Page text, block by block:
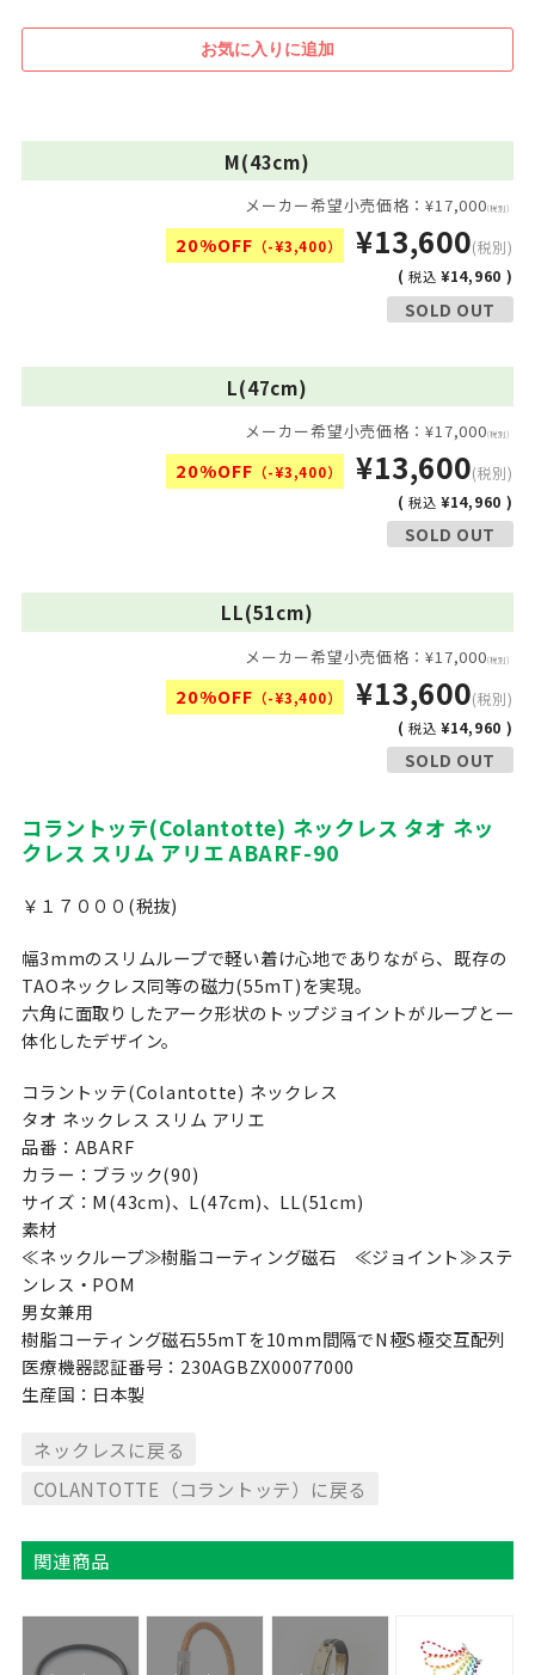
M(43cm)
メーカー希望小売価格：¥17,000(税別)
20%OFF （-¥3,400） ¥13,600(税別)
(税込 ¥14,960 )
SOLD OUT
L(47cm)
メーカー希望小売価格：¥17,000(税別)
20%OFF （-¥3,400） ¥13,600(税別)
(税込 ¥14,960 )
SOLD OUT
LL(51cm)
メーカー希望小売価格：¥17,000(税別)
20%OFF （-¥3,400） ¥13,600(税別)
(税込 ¥14,960 )
SOLD OUT
コラントッテ(Colantotte) ネックレス タオ ネッ
クレス スリム アリエ ABARF-90
￥１７０００(税抜)
幅3mmのスリムループで軽い着け心地でありながら、既存の
TAOネックレス同等の磁力(55mT)を実現。
六角に面取りしたアーク形状のトップジョイントがループと一
体化したデザイン。
コラントッテ(Colantotte) ネックレス
タオ ネックレス スリム アリエ
品番：ABARF
カラー：ブラック(90)
サイズ：M(43cm)、L(47cm)、LL(51cm)
素材
≪ネックループ≫樹脂コーティング磁石 ≪ジョイント≫ステ
ンレス・POM
男女兼用
樹脂コーティング磁石55mTを10mm間隔でN極S極交互配列
医療機器認証番号：230AGBZX00077000
生産国：日本製
ネックレスに戻る
COLANTOTTE（コラントッテ）に戻る
関連商品